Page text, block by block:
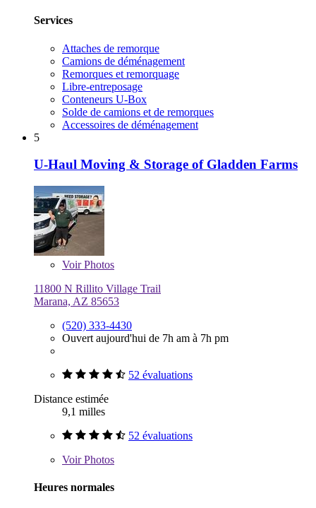
Services
Attaches de remorque
Camions de déménagement
Remorques et remorquage
Libre-entreposage
Conteneurs U-Box
Solde de camions et de remorques
Accessoires de déménagement
5
U-Haul Moving & Storage of Gladden Farms
VoirPhotos
11800 N Rillito Village Trail
Marana, AZ 85653
(520) 333-4430
Ouvert aujourd'hui de 7h am à 7h pm
52 évaluations
Distance estimée
9,1 milles
52 évaluations
VoirPhotos
Heures normales